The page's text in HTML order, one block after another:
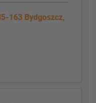
163 Bydgoszcz,